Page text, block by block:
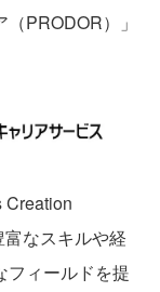
PRODOR）」
なスキルや経
フィールドを提